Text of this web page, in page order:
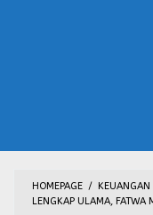
HOMEPAGE / KEUANGAN
LENGKAP ULAMA, FATWA